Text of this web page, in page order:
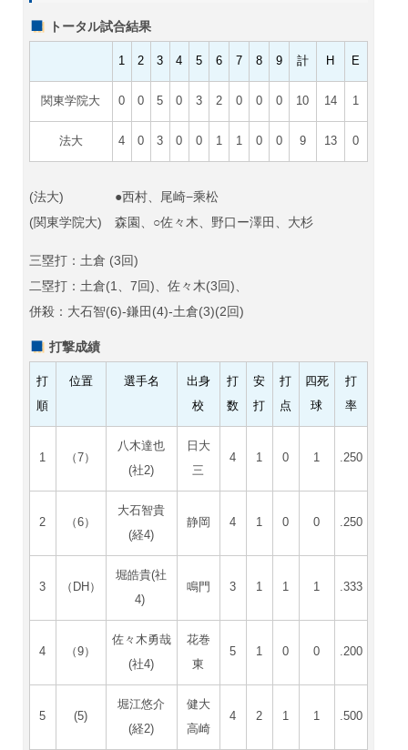
トータル試合結果
1 2 3 4 5 6 7 8 9 計 H E
関東学院大 0 0 5 0 3 2 0 0 0 10 14 1
法大 4 0 3 0 0 1 1 0 0 9 13 0
(法大) ●西村、尾崎−乘松
(関東学院大) 森園、○佐々木、野口ー澤田、大杉
三塁打：土倉 (3回)
二塁打：土倉(1、7回)、佐々木(3回)、
併殺：大石智(6)-鎌田(4)-土倉(3)(2回)
打撃成績
打
順
位置 選手名
出身
校
打
数
安
打
打
点
四死
球
打
率
1 （7）
八木達也
(社2)
日大
三
4 1 0 1 .250
2 （6）
大石智貴
(経4)
静岡 4 1 0 0 .250
3 （DH）
堀皓貴(社
4)
鳴門 3 1 1 1 .333
4 （9）
佐々木勇哉
(社4)
花巻
東
5 1 0 0 .200
5 (5)
堀江悠介
(経2)
健大
高崎
4 2 1 1 .500